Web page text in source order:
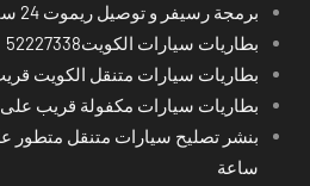
برمجة رسيفر و توصيل ريموت 24 ساعة في محافظات الكويت
بطاريات سيارات الكويت52227338
بطاريات سيارات متنقل الكويت
بطاريات سيارات مكفولة قريب
ساعة